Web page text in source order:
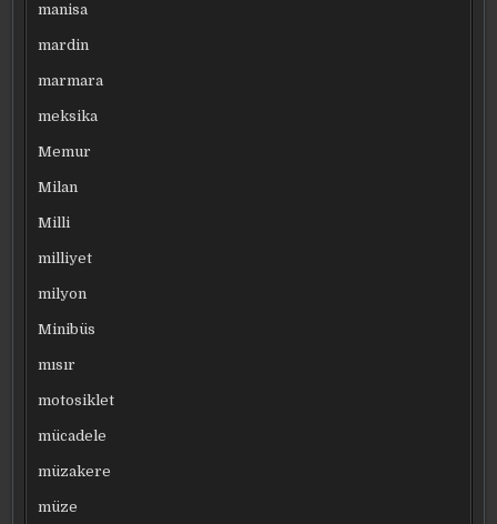
manisa
mardin
marmara
meksika
Memur
Milan
Milli
milliyet
milyon
Minibüs
mısır
motosiklet
mücadele
müzakere
müze